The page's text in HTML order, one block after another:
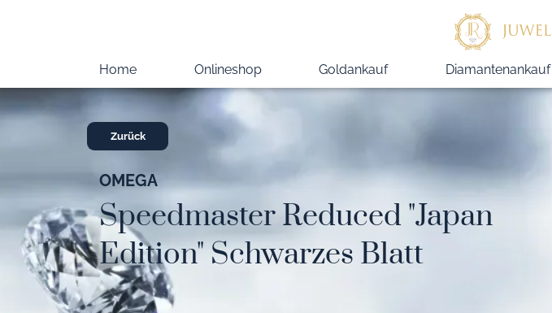
Home Onlineshop Goldankauf Diamantenankauf
Zurück
OMEGA
Speedmaster Reduced "Japan
Edition" Schwarzes Blatt